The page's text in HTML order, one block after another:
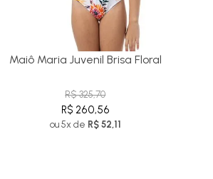
Maiô Maria Juvenil Brisa Floral
R$ 325,70
R$ 260,56
ou 5x de R$ 52,11